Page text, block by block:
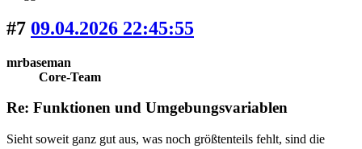
#7 09.04.2026 22:45:55
mrbaseman
Core-Team
Re: Funktionen und Umgebungsvariablen
Sieht soweit ganz gut aus, was noch größtenteils fehlt, sind die